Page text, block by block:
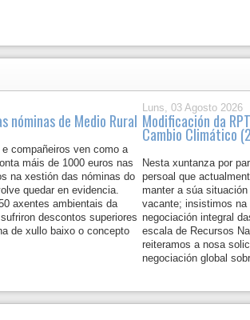
de Medio Rural
compañeiros ven como a
máis de 1000 euros nas
na xestión das nóminas do
quedar en evidencia.
axentes ambientais da
descontos superiores
de xullo baixo o concepto
Luns, 03 Agosto 2026
Modificación da
Cambio Climático
Nesta xuntanza por
persoal que
manter a súa
vacante; insistimos na
negociación integral
escala de Recursos
reiteramos a nosa
negociación global